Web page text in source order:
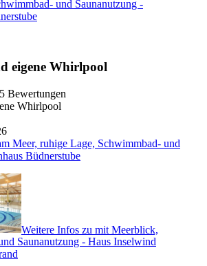
und Saunanutzung -
eigene Whirlpool
Bewertungen
Whirlpool
Meer, ruhige Lage, Schwimmbad- und
Büdnerstube
Weitere Infos zu mit Meerblick,
Saunanutzung - Haus Inselwind